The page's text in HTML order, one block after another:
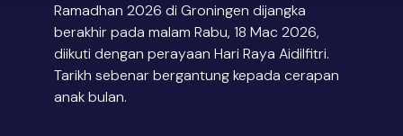
Ramadhan 2026 di Groningen dijangka
berakhir pada malam Rabu, 18 Mac 2026,
diikuti dengan perayaan Hari Raya Aidilfitri.
Tarikh sebenar bergantung kepada cerapan
anak bulan.